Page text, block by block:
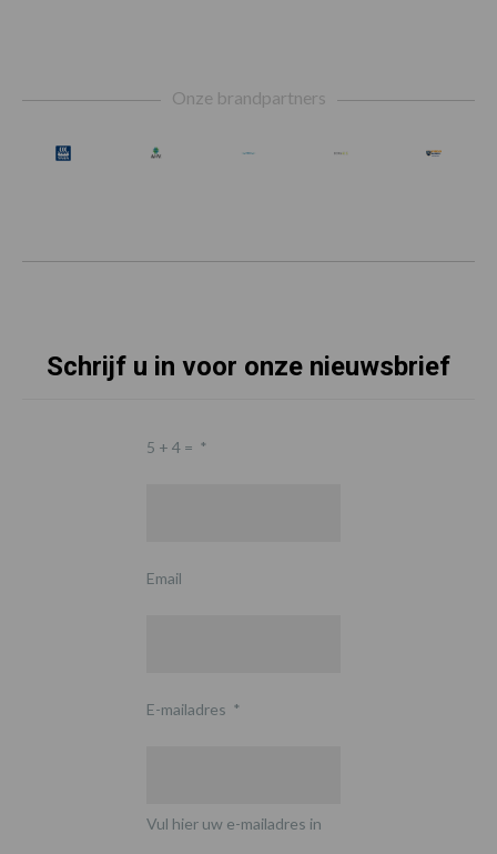
Onze brandpartners
Schrijf u in voor onze nieuwsbrief
5 + 4 = *
Email
E-mailadres *
Vul hier uw e-mailadres in